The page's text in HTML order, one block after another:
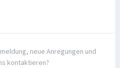
neue Anregungen und
kontaktieren?